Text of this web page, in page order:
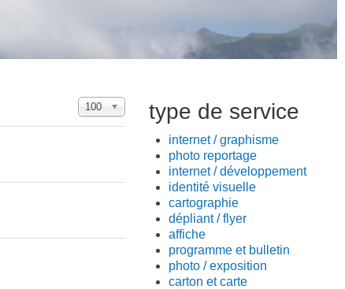
Affichage #
100 type de service
internet / graphisme
photo reportage
internet / développement
identité visuelle
cartographie
dépliant / flyer
affiche
programme et bulletin
photo / exposition
carton et carte